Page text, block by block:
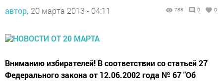
автор, 20 марта 2013 - 04:11 783 0 0
Вниманию избирателей! В соответствии со статьей 27
Федерального закона от 12.06.2002 года № 67 "Об